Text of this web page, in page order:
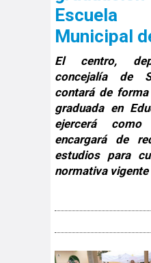
Municipal
El centro,
concejalía de
contará de
graduada en
ejercerá
encargará de
estudios para
normativa vigente